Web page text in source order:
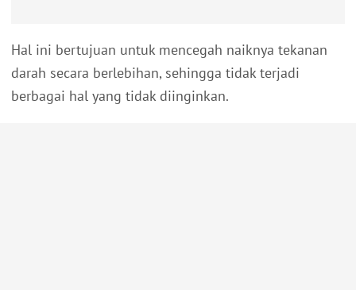
Hal ini bertujuan untuk mencegah naiknya tekanan
darah secara berlebihan, sehingga tidak terjadi
berbagai hal yang tidak diinginkan.